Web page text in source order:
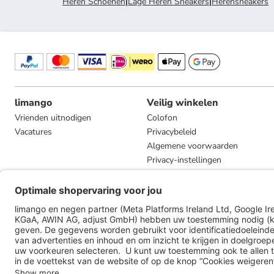
limango
Vrienden uitnodigen
Vacatures
Veilig winkelen
Colofon
Privacybeleid
Algemene voorwaarden
Privacy-instellingen
Compliance